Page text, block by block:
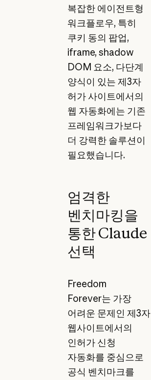
복잡한 에이전트형
워크플로우, 특히
쿠키 동의 팝업,
iframe, shadow
DOM 요소, 다단계
양식이 있는 제3자
허가 사이트에서의
웹 자동화에는 기존
프레임워크가보다
더 강력한 솔루션이
필요했습니다.
엄격한
벤치마킹을
통한 Claude
선택
Freedom
Forever는 가장
어려운 문제인 제3자
웹사이트에서의
인허가 신청
자동화를 중심으로
공식 벤치마크를